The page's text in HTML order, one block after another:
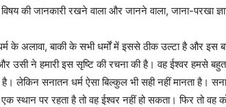
की जानकारी रखने वाला और जानने वाला, जाना-परखा
के अलावा, बाकी के सभी धर्मों में इससे ठीक उल्टा है और इस
उसी ने हमारी इस सृष्टि की रचना की है। वह ईश्वर हमसे
है। लेकिन सनातन धर्म ऐसा बिल्कुल भी सही नहीं मानता है।
एक स्थान पर रहता है तो वह ईश्वर नहीं हो सकता। फिर तो वह